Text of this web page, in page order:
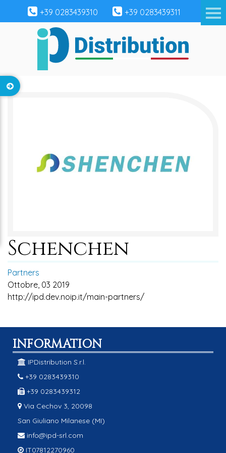
+39 0283439310 +39 0283439311
Schenchen
Partners
Ottobre, 03 2019
http://ipd.dev.noip.it/main-partners/
INFORMATION
IPDistribution S.r.l.
+39 0283439310
+39 0283439312
Via Cechov 3, 20098
San Giuliano Milanese (MI)
info@ipd-srl.com
IT07812270960